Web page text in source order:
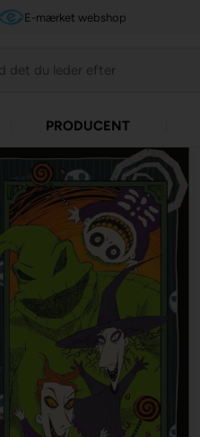
E-mærket webshop
PRODUCENT